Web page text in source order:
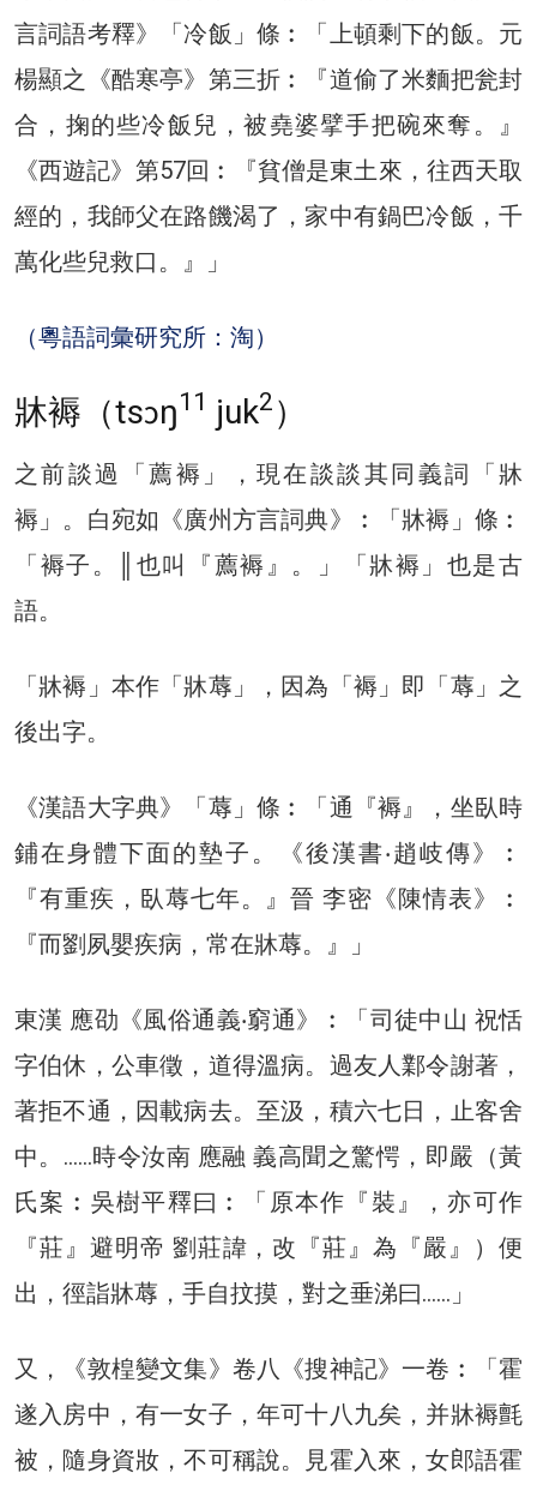
言詞語考釋》「冷飯」條︰「上頓剩下的飯。元
楊顯之《酷寒亭》第三折︰『道偷了米麵把瓮封
合，掬的些冷飯兒，被堯婆擘手把碗來奪。』
《西遊記》第57回︰『貧僧是東土來，往西天取
經的，我師父在路饑渴了，家中有鍋巴冷飯，千
萬化些兒救口。』」
（粵語詞彙研究所：淘）
牀褥（tsɔŋ11 juk2 ）
之前談過「薦褥」，現在談談其同義詞「牀
褥」。白宛如《廣州方言詞典》︰「牀褥」條︰
「褥子。║也叫『薦褥』。」「牀褥」也是古
語。
「牀褥」本作「牀蓐」，因為「褥」即「蓐」之
後出字。
《漢語大字典》「蓐」條︰「通『褥』，坐臥時
鋪在身體下面的墊子。《後漢書‧趙岐傳》︰
『有重疾，臥蓐七年。』晉 李密《陳情表》︰
『而劉夙嬰疾病，常在牀蓐。』」
東漢 應劭《風俗通義‧窮通》︰「司徒中山 祝恬
字伯休，公車徵，道得溫病。過友人鄴令謝著，
著拒不通，因載病去。至汲，積六七日，止客舍
中。……時令汝南 應融 義高聞之驚愕，即嚴（黃
氏案︰吳樹平釋曰︰「原本作『裝』，亦可作
『莊』避明帝 劉莊諱，改『莊』為『嚴』）便
出，徑詣牀蓐，手自抆摸，對之垂涕曰……」
又，《敦楻變文集》卷八《搜神記》一卷︰「霍
遂入房中，有一女子，年可十八九矣，并牀褥氈
被，隨身資妝，不可稱說。見霍入來，女郎語霍